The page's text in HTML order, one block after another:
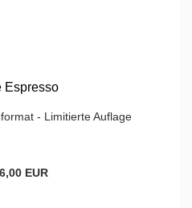
- Limitierte Auflage
EUR